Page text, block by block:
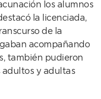
los alumnos
la licenciada,
de la
acompañando
también pudieron
adultos y adultas